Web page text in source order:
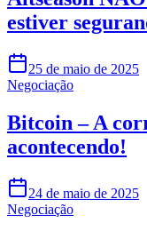
estiver
25 de maio de 2025
Negociação
Bitcoin – A
acontecendo!
24 de maio de 2025
Negociação